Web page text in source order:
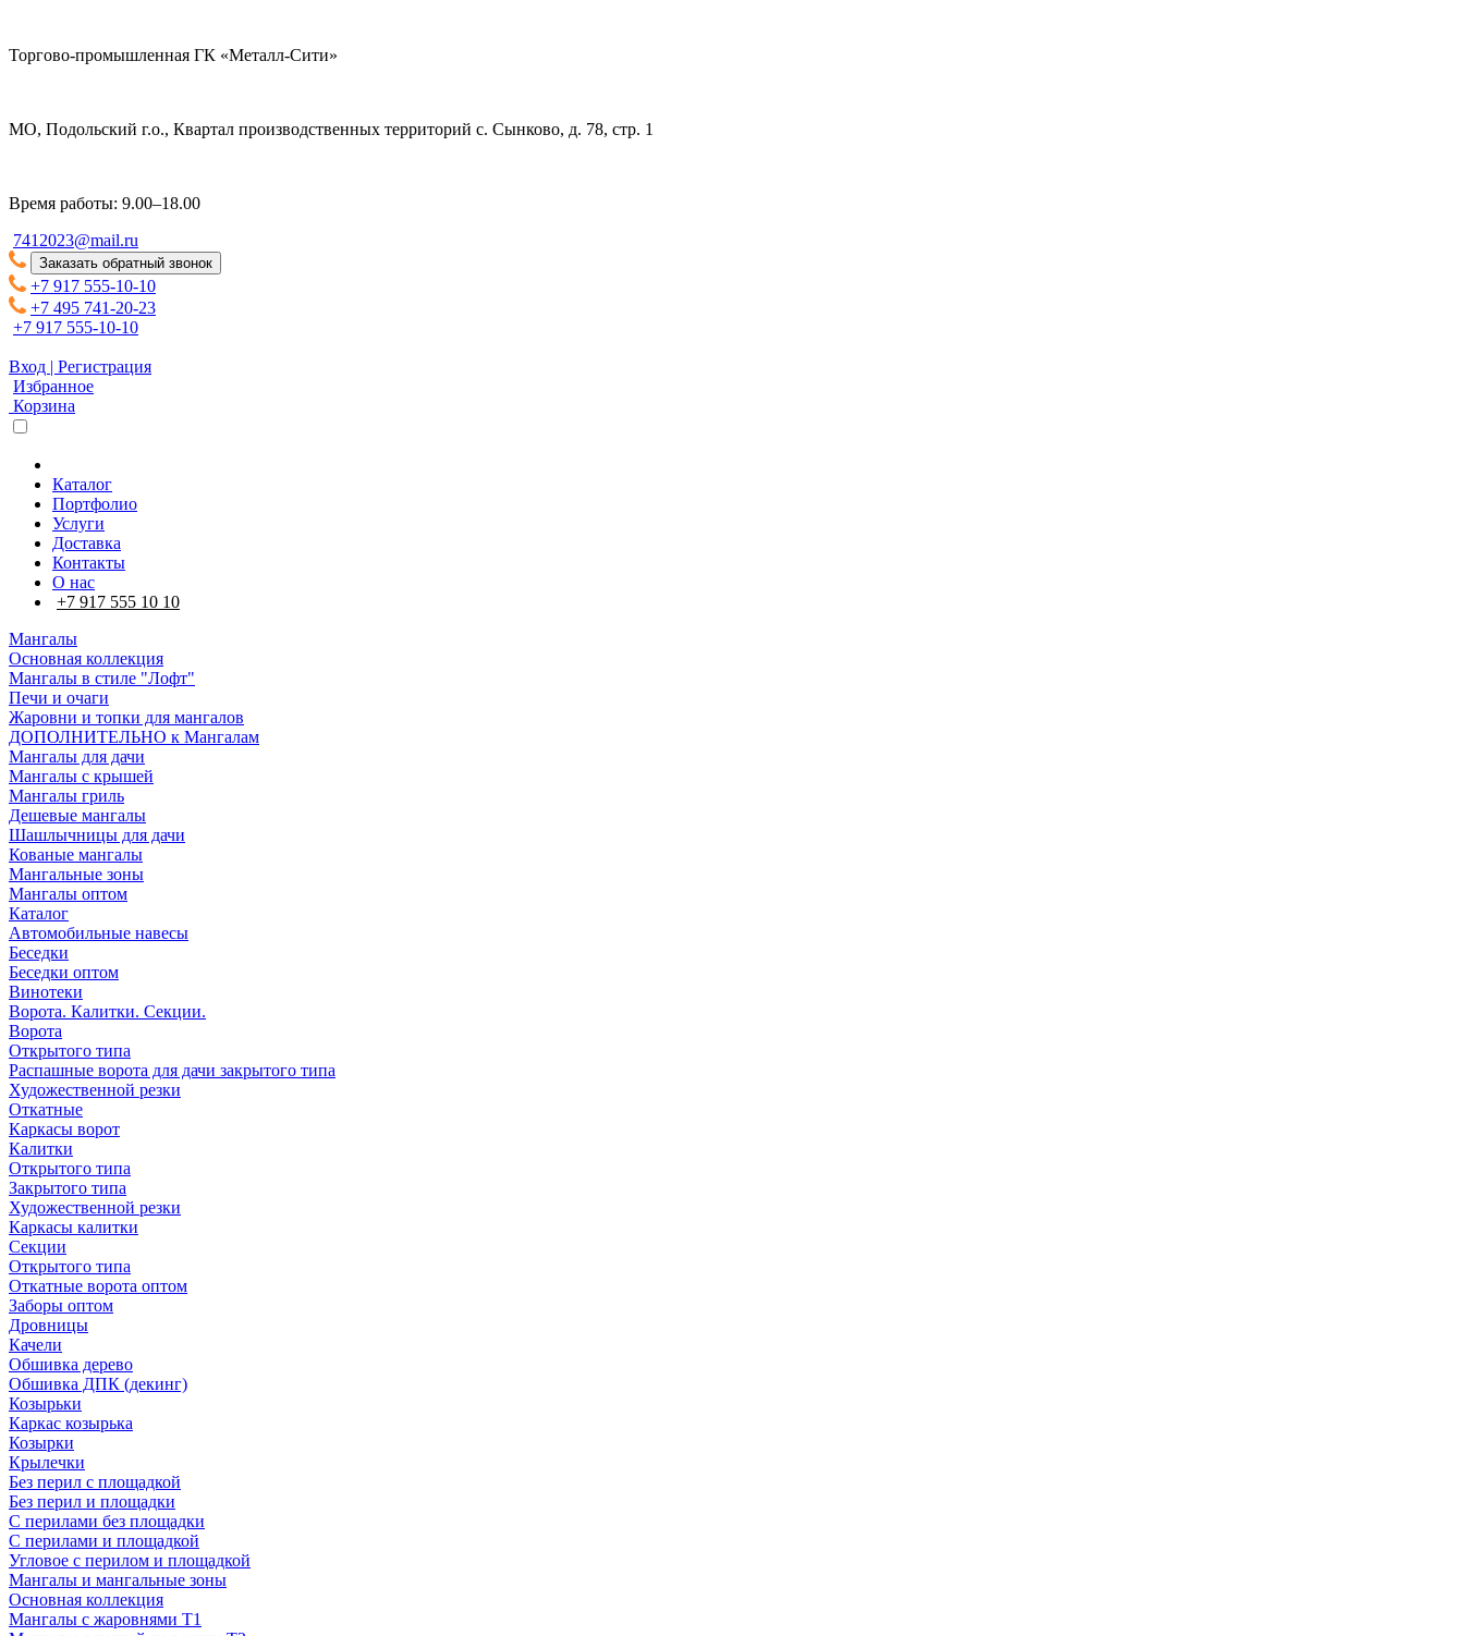
Торгово-промышленная ГК «Металл-Сити»
МО, Подольский г.о., Квартал производственных территорий с. Сынково, д. 78, стр. 1
Время работы: 9.00–18.00
7412023@mail.ru
Заказать обратный звонок
+7 917 555-10-10
+7 495 741-20-23
+7 917 555-10-10
Вход | Регистрация
Избранное
Корзина
Каталог
Портфолио
Услуги
Доставка
Контакты
О нас
+7 917 555 10 10
Мангалы
Основная коллекция
Мангалы в стиле "Лофт"
Печи и очаги
Жаровни и топки для мангалов
ДОПОЛНИТЕЛЬНО к Мангалам
Мангалы для дачи
Мангалы с крышей
Мангалы гриль
Дешевые мангалы
Шашлычницы для дачи
Кованые мангалы
Мангальные зоны
Мангалы оптом
Каталог
Автомобильные навесы
Беседки
Беседки оптом
Винотеки
Ворота. Калитки. Секции.
Ворота
Открытого типа
Распашные ворота для дачи закрытого типа
Художественной резки
Откатные
Каркасы ворот
Калитки
Открытого типа
Закрытого типа
Художественной резки
Каркасы калитки
Секции
Открытого типа
Откатные ворота оптом
Заборы оптом
Дровницы
Качели
Обшивка дерево
Обшивка ДПК (декинг)
Козырьки
Каркас козырька
Козырки
Крылечки
Без перил с площадкой
Без перил и площадки
С перилами без площадки
С перилами и площадкой
Угловое с перилом и площадкой
Мангалы и мангальные зоны
Основная коллекция
Мангалы с жаровнями Т1